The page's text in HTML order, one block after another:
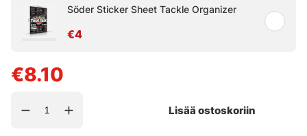
Söder Sticker Sheet Tackle Organizer
€4
€8.10
Lisää ostoskoriin